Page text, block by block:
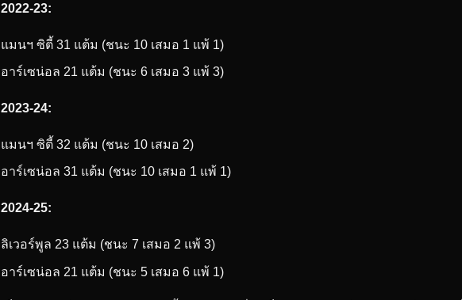
2022-23:
แมนฯ ซิตี้ 31 แต้ม (ชนะ 10 เสมอ 1 แพ้ 1)
อาร์เซน่อล 21 แต้ม (ชนะ 6 เสมอ 3 แพ้ 3)
2023-24:
แมนฯ ซิตี้ 32 แต้ม (ชนะ 10 เสมอ 2)
อาร์เซน่อล 31 แต้ม (ชนะ 10 เสมอ 1 แพ้ 1)
2024-25:
ลิเวอร์พูล 23 แต้ม (ชนะ 7 เสมอ 2 แพ้ 3)
อาร์เซน่อล 21 แต้ม (ชนะ 5 เสมอ 6 แพ้ 1)